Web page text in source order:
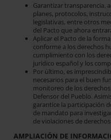
Garantizar transparencia,
planes, protocolos,
legislativas, entre otros
del Pacto que ahora
Aplicar el Pacto de la
conforme a los derechos
cumplimiento con los
jurídico español y los
Por último, es
necesarios para el buen
monitoreo de los
Defensor del Pueblo.
garantice la participación
de mandato para
de violaciones de
AMPLIACIÓN DE